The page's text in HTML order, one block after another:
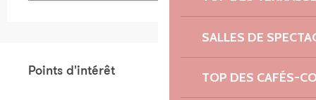
SALLES DE
TOP DES CAFÉS-
Points d'intérêt